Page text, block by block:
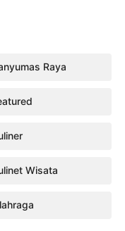
Raya
Wisata